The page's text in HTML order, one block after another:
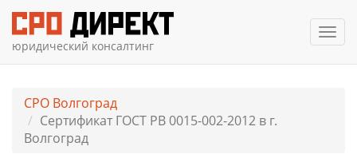
юридический консалтинг
СРО Волгоград
Сертификат ГОСТ РВ 0015-002-2012 в г.
Волгоград